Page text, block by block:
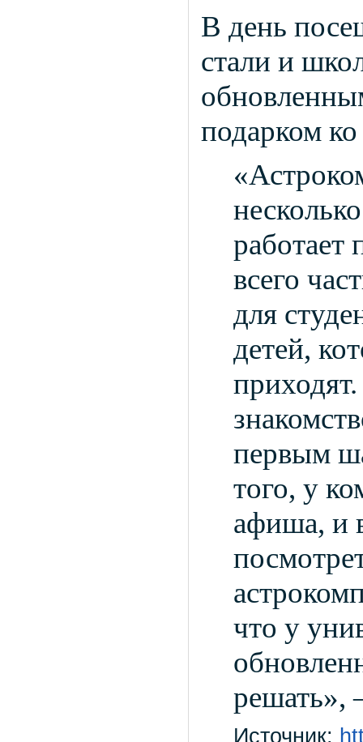
В день
стали и
подарком
работает
всего
для
детей,
первым
того, у
афиша, и
что у
решать»,
Источник: